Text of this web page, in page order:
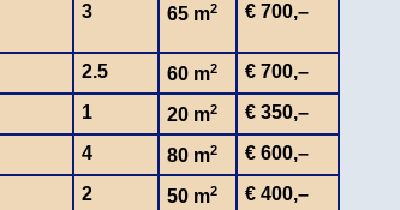
3 65 m2 € 700,–
2.5 60 m2
€ 700,–
1 20 m2
€ 350,–
4 80 m2
€ 600,–
2 50 m2
€ 400,–